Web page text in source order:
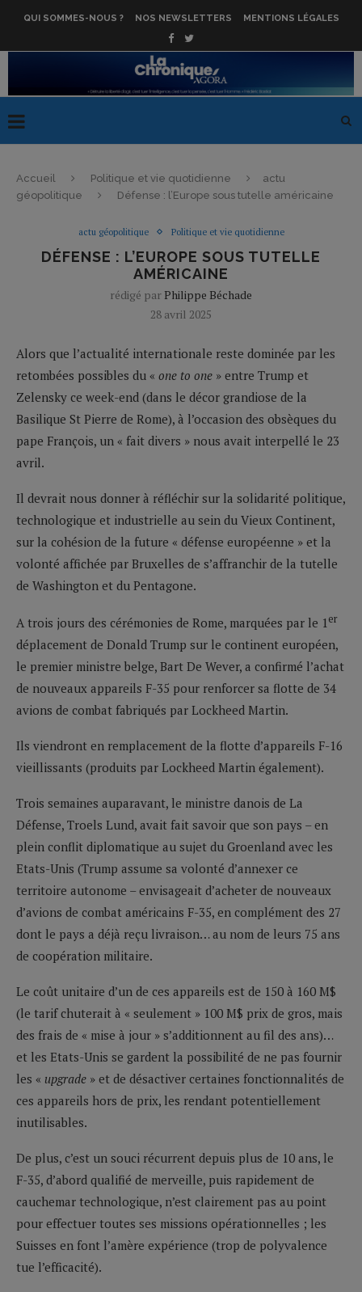
QUI SOMMES-NOUS ? NOS NEWSLETTERS MENTIONS LÉGALES
Accueil Politique et vie quotidienne
actu
géopolitique
Défense : l’Europe sous tutelle américaine
actu géopolitique Politique et vie quotidienne
DÉFENSE : L’EUROPE SOUS TUTELLE
AMÉRICAINE
rédigé par Philippe Béchade
28 avril 2025
Alors que l’actualité internationale reste dominée par les
retombées possibles du « one to one » entre Trump et
Zelensky ce week-end (dans le décor grandiose de la
Basilique St Pierre de Rome), à l’occasion des obsèques du
pape François, un « fait divers » nous avait interpellé le 23
avril.
Il devrait nous donner à réfléchir sur la solidarité politique,
technologique et industrielle au sein du Vieux Continent,
sur la cohésion de la future « défense européenne » et la
volonté affichée par Bruxelles de s’affranchir de la tutelle
de Washington et du Pentagone.
A trois jours des cérémonies de Rome, marquées par le 1 er
déplacement de Donald Trump sur le continent européen,
le premier ministre belge, Bart De Wever, a confirmé l’achat
de nouveaux appareils F-35 pour renforcer sa flotte de 34
avions de combat fabriqués par Lockheed Martin.
Ils viendront en remplacement de la flotte d’appareils F-16
vieillissants (produits par Lockheed Martin également).
Trois semaines auparavant, le ministre danois de La
Défense, Troels Lund, avait fait savoir que son pays – en
plein conflit diplomatique au sujet du Groenland avec les
Etats-Unis (Trump assume sa volonté d’annexer ce
territoire autonome – envisageait d’acheter de nouveaux
d’avions de combat américains F-35, en complément des 27
dont le pays a déjà reçu livraison… au nom de leurs 75 ans
de coopération militaire.
Le coût unitaire d’un de ces appareils est de 150 à 160 M$
(le tarif chuterait à « seulement » 100 M$ prix de gros, mais
des frais de « mise à jour » s’additionnent au fil des ans)…
et les Etats-Unis se gardent la possibilité de ne pas fournir
les « upgrade » et de désactiver certaines fonctionnalités de
ces appareils hors de prix, les rendant potentiellement
inutilisables.
De plus, c’est un souci récurrent depuis plus de 10 ans, le
F-35, d’abord qualifié de merveille, puis rapidement de
cauchemar technologique, n’est clairement pas au point
pour effectuer toutes ses missions opérationnelles ; les
Suisses en font l’amère expérience (trop de polyvalence
tue l’efficacité).